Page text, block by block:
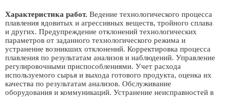
Характеристика работ. Ведение технологического процесса
плавления ядовитых и агрессивных веществ, тройного сплава
и других. Предупреждение отклонений технологических
параметров от заданного технологического режима и
устранение возникших отклонений. Корректировка процесса
плавления по результатам анализов и наблюдений. Управление
регулировочными приспособлениями. Учет расхода
используемого сырья и выхода готового продукта, оценка их
качества по результатам анализов. Обслуживание
оборудования и коммуникаций. Устранение неисправностей в